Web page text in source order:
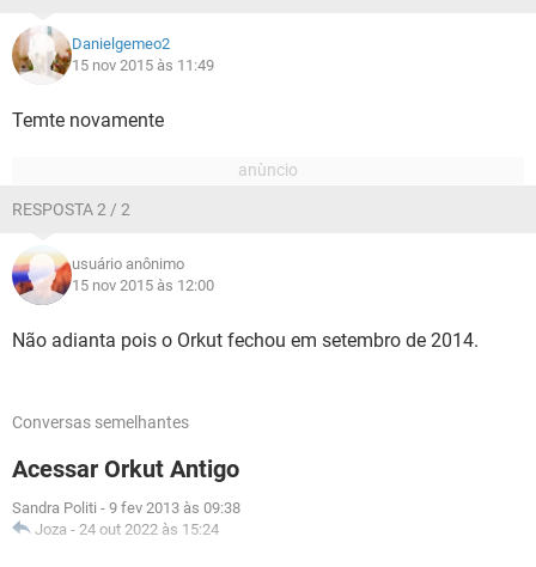
Danielgemeo2
15 nov 2015 às 11:49
Temte novamente
RESPOSTA 2 / 2
usuário anônimo
15 nov 2015 às 12:00
Não adianta pois o Orkut fechou em setembro de 2014.
Conversas semelhantes
Acessar Orkut Antigo
Sandra Politi - 9 fev 2013 às 09:38
Joza - 24 out 2022 às 15:24